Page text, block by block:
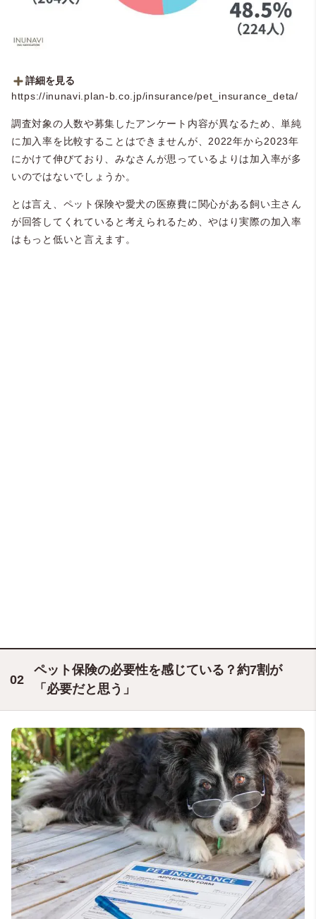
詳細を見る
■ペット保険に加入してる？
・加入していない：48.5％（224人）
・加入している：44.2％（204人）
・加入していたがやめた：7.4％（34人）
https://inunavi.plan-b.co.jp/insurance/pet_insurance_deta/
調査対象の人数や募集したアンケート内容が異なるため、単純
に加入率を比較することはできませんが、2022年から2023年
にかけて伸びており、みなさんが思っているよりは加入率が多
いのではないでしょうか。
とは言え、ペット保険や愛犬の医療費に関心がある飼い主さん
が回答してくれていると考えられるため、やはり実際の加入率
はもっと低いと言えます。
ペット保険の必要性を感じている？約7割が
「必要だと思う」